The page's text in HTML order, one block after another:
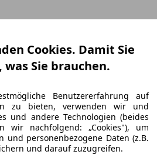
h)
Cookies. Damit Sie
Sie brauchen.
Benutzererfahrung auf
zu bieten, verwenden wir und
und andere Technologien (beides
wir nachfolgend: „Cookies"), um
und personenbezogene Daten (z.B.
und darauf zuzugreifen.